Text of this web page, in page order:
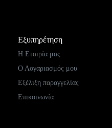
Εξυπηρέτηση
Η Εταιρία μας
Ο Λογαριασμός μου
Εξέλιξη παραγγελίας
Επικοινωνία